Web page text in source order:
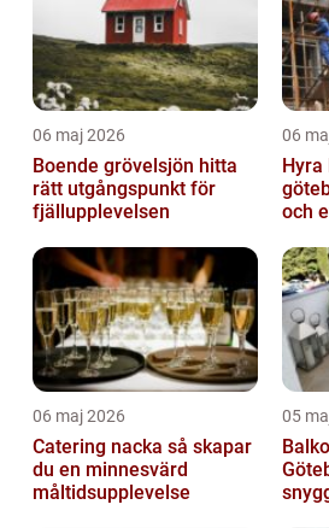
06 maj 2026
Boende grövelsjön hitta
rätt utgångspunkt för
fjällupplevelsen
06
Hyra
göteborg
och
06 maj 2026
Catering nacka så skapar
du en minnesvärd
måltidsupplevelse
05